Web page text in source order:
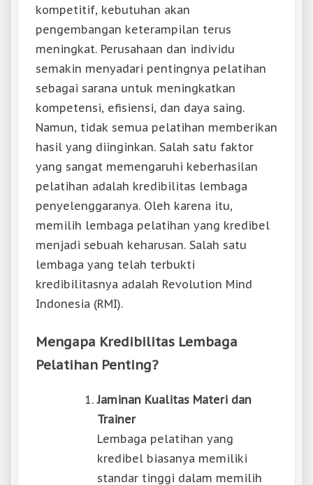
kompetitif, kebutuhan akan
pengembangan keterampilan terus
meningkat. Perusahaan dan individu
semakin menyadari pentingnya pelatihan
sebagai sarana untuk meningkatkan
kompetensi, efisiensi, dan daya saing.
Namun, tidak semua pelatihan memberikan
hasil yang diinginkan. Salah satu faktor
yang sangat memengaruhi keberhasilan
pelatihan adalah kredibilitas lembaga
penyelenggaranya. Oleh karena itu,
memilih lembaga pelatihan yang kredibel
menjadi sebuah keharusan. Salah satu
lembaga yang telah terbukti
kredibilitasnya adalah Revolution Mind
Indonesia (RMI).
Mengapa Kredibilitas Lembaga
Pelatihan Penting?
Jaminan Kualitas Materi dan
Trainer
Lembaga pelatihan yang
kredibel biasanya memiliki
standar tinggi dalam memilih